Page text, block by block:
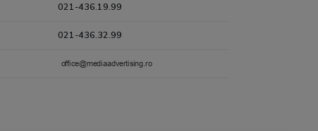
021-436.19.99
021-436.32.99